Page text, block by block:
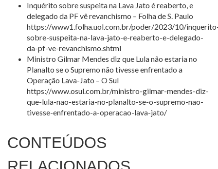
Inquérito sobre suspeita na Lava Jato é reaberto, e
delegado da PF vê revanchismo – Folha de S. Paulo
https://www1.folha.uol.com.br/poder/2023/10/
sobre-suspeita-na-lava-jato-e-reaberto-e-delegado-
da-pf-ve-revanchismo.shtml
Ministro Gilmar Mendes diz que Lula não estaria no
Planalto se o Supremo não tivesse enfrentado a
Operação Lava-Jato – O Sul
https://www.osul.com.br/ministro-gilmar-mendes-diz-
que-lula-nao-estaria-no-planalto-se-o-supremo-nao-
tivesse-enfrentado-a-operacao-lava-jato/
CONTEÚDOS